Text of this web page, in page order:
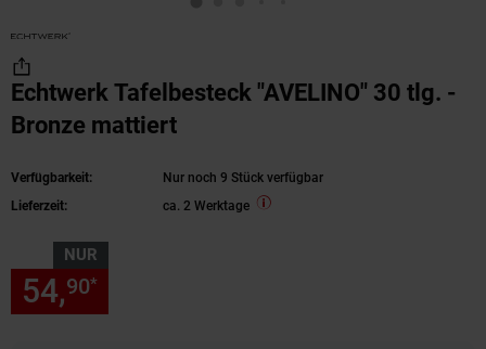
Echtwerk Tafelbesteck "AVELINO" 30 tlg. -
Bronze mattiert
Verfügbarkeit:
Nur noch 9 Stück verfügbar
Lieferzeit:
ca. 2 Werktage
NUR
54,90*